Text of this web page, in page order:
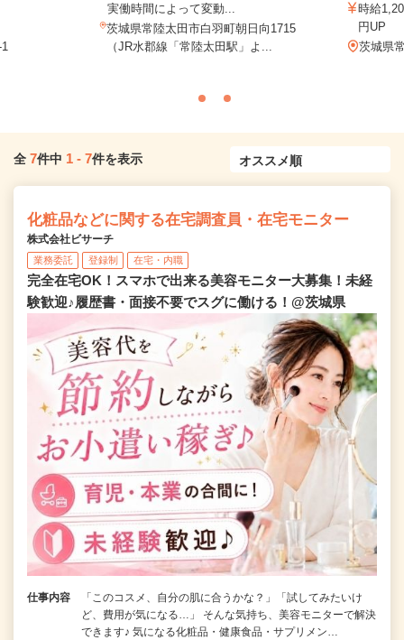
実働時間によって変動...
茨城県常陸太田市白羽町朝日向1715
（JR水郡線「常陸太田駅」よ...
時給
円UP
茨城県
全 7件中 1 - 7件を表示
化粧品などに関する在宅調査員・在宅モニター
株式会社ビサーチ
業務委託 登録制 在宅・内職
完全在宅OK！スマホで出来る美容モニター大募集！未経
験歓迎♪履歴書・面接不要でスグに働ける！@茨城県
仕事内容
「このコスメ、自分の肌に合うかな？」「試してみたいけ
ど、費用が気になる…」 そんな気持ち、美容モニターで解決
できます♪ 気になる化粧品・健康食品・サプリメン…